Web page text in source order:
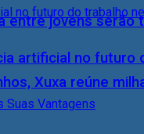
artificial no futuro
entre jovens
Xuxa reúne